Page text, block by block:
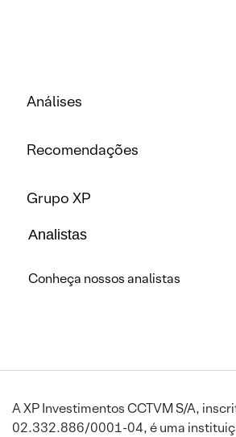
Análises
Recomendações
Grupo XP
Analistas
Conheça nossos analistas
A XP Investimentos CCTVM S/A,
02.332.886/0001-04, é uma